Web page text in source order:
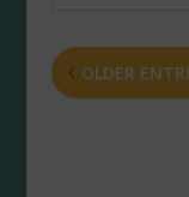
OLDER